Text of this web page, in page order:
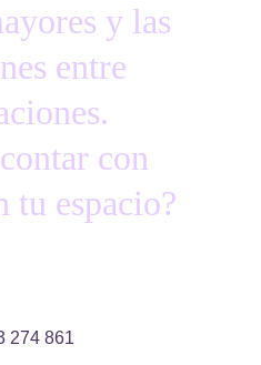
y las
entre
con
tu espacio?
274 861